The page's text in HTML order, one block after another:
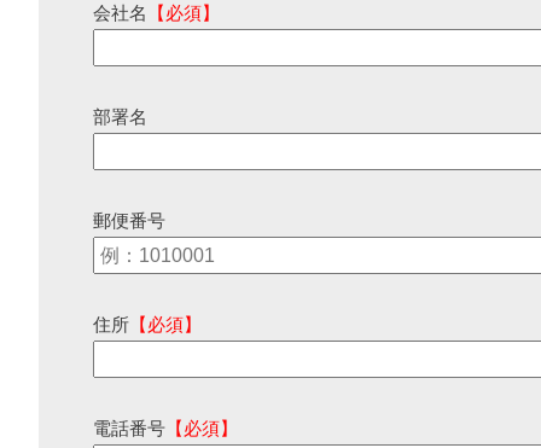
会社名 【必須】
部署名
郵便番号
住所 【必須】
電話番号 【必須】